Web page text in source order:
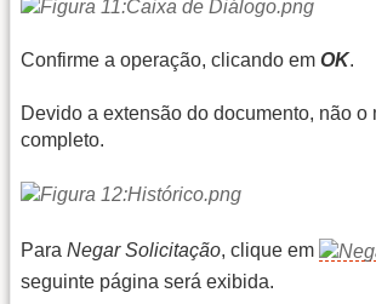
Confirme a operação, clicando em OK.
Devido a extensão do documento, não o
completo.
Para Negar Solicitação, clique em
seguinte página será exibida.